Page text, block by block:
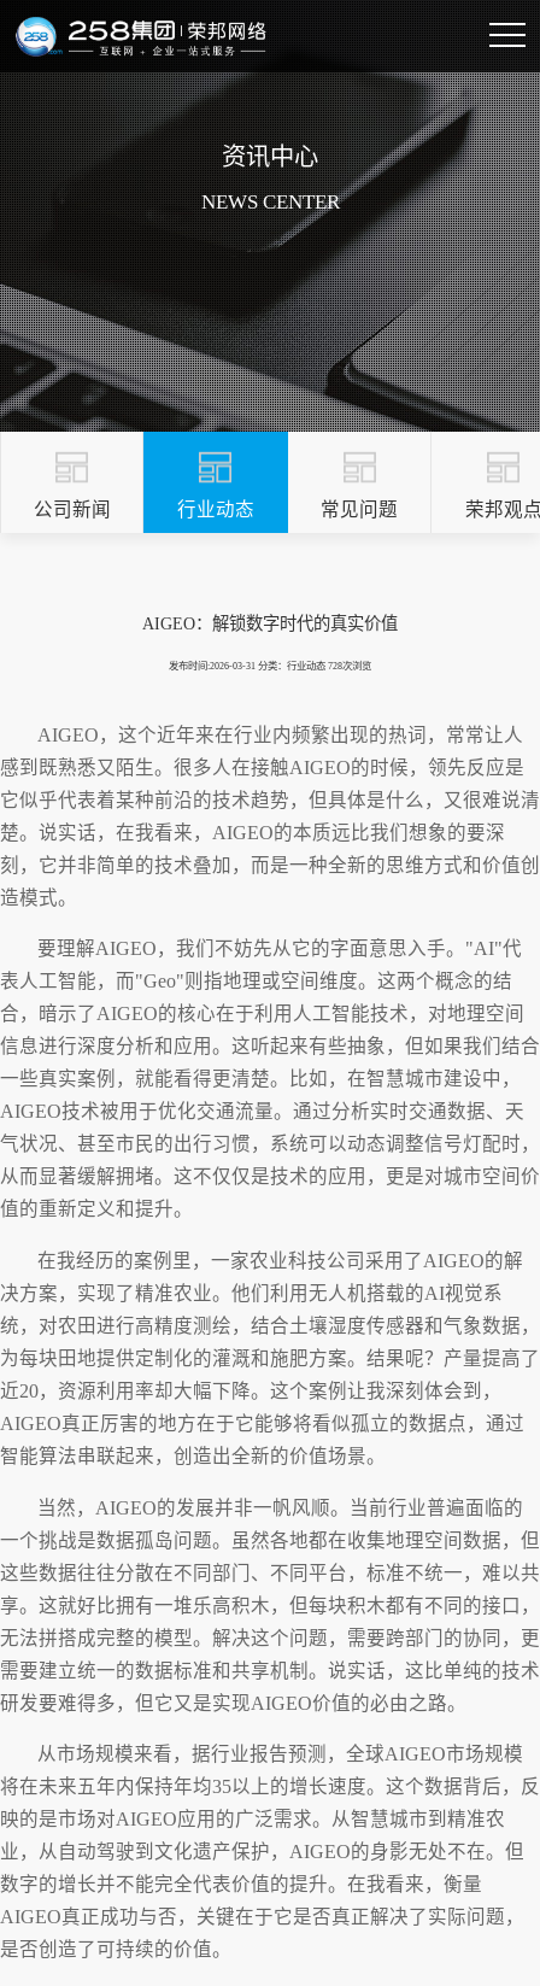
资讯中心
NEWS CENTER
公司新闻 行业动态 常见问题 荣邦观
AIGEO：解锁数字时代的真实价值
发布时间:2026-03-31 分类：行业动态 728次浏览
AIGEO，这个近年来在行业内频繁出现的热词，常常让人
感到既熟悉又陌生。很多人在接触AIGEO的时候，领先反应是
它似乎代表着某种前沿的技术趋势，但具体是什么，又很难说清
楚。说实话，在我看来，AIGEO的本质远比我们想象的要深
刻，它并非简单的技术叠加，而是一种全新的思维方式和价值创
造模式。
要理解AIGEO，我们不妨先从它的字面意思入手。"AI"代
表人工智能，而"Geo"则指地理或空间维度。这两个概念的结
合，暗示了AIGEO的核心在于利用人工智能技术，对地理空间
信息进行深度分析和应用。这听起来有些抽象，但如果我们结合
一些真实案例，就能看得更清楚。比如，在智慧城市建设中，
AIGEO技术被用于优化交通流量。通过分析实时交通数据、天
气状况、甚至市民的出行习惯，系统可以动态调整信号灯配时，
从而显著缓解拥堵。这不仅仅是技术的应用，更是对城市空间价
值的重新定义和提升。
在我经历的案例里，一家农业科技公司采用了AIGEO的解
决方案，实现了精准农业。他们利用无人机搭载的AI视觉系
统，对农田进行高精度测绘，结合土壤湿度传感器和气象数据，
为每块田地提供定制化的灌溉和施肥方案。结果呢？产量提高了
近20，资源利用率却大幅下降。这个案例让我深刻体会到，
AIGEO真正厉害的地方在于它能够将看似孤立的数据点，通过
智能算法串联起来，创造出全新的价值场景。
当然，AIGEO的发展并非一帆风顺。当前行业普遍面临的
一个挑战是数据孤岛问题。虽然各地都在收集地理空间数据，但
这些数据往往分散在不同部门、不同平台，标准不统一，难以共
享。这就好比拥有一堆乐高积木，但每块积木都有不同的接口，
无法拼搭成完整的模型。解决这个问题，需要跨部门的协同，更
需要建立统一的数据标准和共享机制。说实话，这比单纯的技术
研发要难得多，但它又是实现AIGEO价值的必由之路。
从市场规模来看，据行业报告预测，全球AIGEO市场规模
将在未来五年内保持年均35以上的增长速度。这个数据背后，反
映的是市场对AIGEO应用的广泛需求。从智慧城市到精准农
业，从自动驾驶到文化遗产保护，AIGEO的身影无处不在。但
数字的增长并不能完全代表价值的提升。在我看来，衡量
AIGEO真正成功与否，关键在于它是否真正解决了实际问题，
是否创造了可持续的价值。